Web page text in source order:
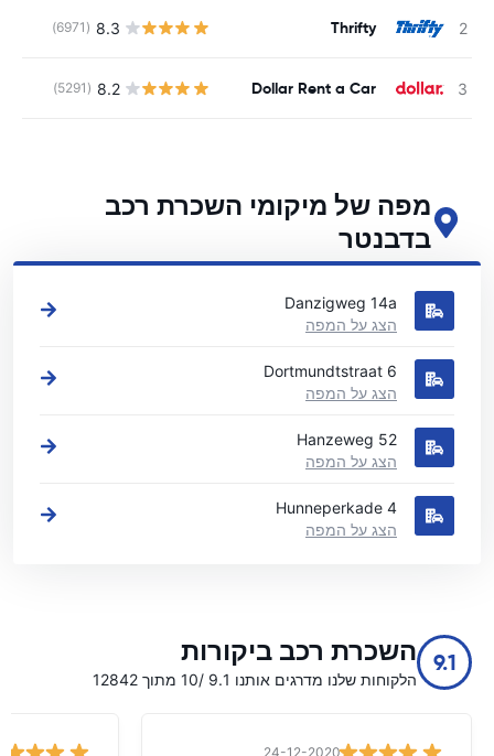
Thrifty
8.3
(6971)
Dollar Rent a Car
8.2
(5291)
מפה של מיקומי השכרת רכב
בדבנטר
ראה את מיקומי השכרת הרכב העיקריים שלנו בדבנטר
Danzigweg 14a
הצג על המפה
Dortmundtstraat 6
הצג על המפה
Hanzeweg 52
הצג על המפה
Hunneperkade 4
הצג על המפה
9.1 השכרת רכב ביקורות
הלקוחות שלנו מדרגים אותנו 9.1 /10 מתוך 12842
24-12-2020